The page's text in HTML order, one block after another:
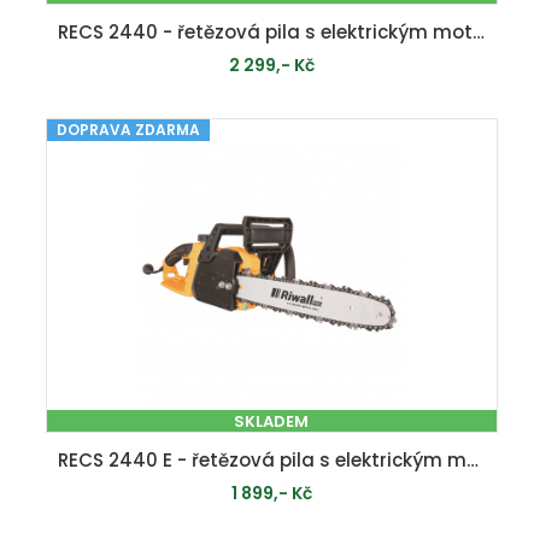
RECS 2440 - řetězová pila s elektrickým motorem 2400 W
2 299,- Kč
DOPRAVA ZDARMA
SKLADEM
RECS 2440 E - řetězová pila s elektrickým motorem 2400 W
1 899,- Kč